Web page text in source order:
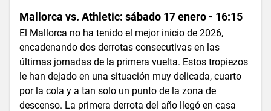
Mallorca vs. Athletic: sábado 17 enero - 16:15
El Mallorca no ha tenido el mejor inicio de 2026,
encadenando dos derrotas consecutivas en las
últimas jornadas de la primera vuelta. Estos tropiezos
le han dejado en una situación muy delicada, cuarto
por la cola y a tan solo un punto de la zona de
descenso. La primera derrota del año llegó en casa